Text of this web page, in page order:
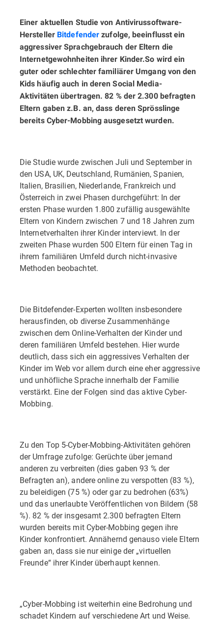
Einer aktuellen Studie von Antivirussoftware-
Hersteller Bitdefender zufolge, beeinflusst ein
aggressiver Sprachgebrauch der Eltern die
Internetgewohnheiten ihrer Kinder.So wird ein
guter oder schlechter familiärer Umgang von den
Kids häufig auch in deren Social Media-
Aktivitäten übertragen. 82 % der 2.300 befragten
Eltern gaben z.B. an, dass deren Sprösslinge
bereits Cyber-Mobbing ausgesetzt wurden.
Die Studie wurde zwischen Juli und September in
den USA, UK, Deutschland, Rumänien, Spanien,
Italien, Brasilien, Niederlande, Frankreich und
Österreich in zwei Phasen durchgeführt: In der
ersten Phase wurden 1.800 zufällig ausgewählte
Eltern von Kindern zwischen 7 und 18 Jahren zum
Internetverhalten ihrer Kinder interviewt. In der
zweiten Phase wurden 500 Eltern für einen Tag in
ihrem familiären Umfeld durch nicht-invasive
Methoden beobachtet.
Die Bitdefender-Experten wollten insbesondere
herausfinden, ob diverse Zusammenhänge
zwischen dem Online-Verhalten der Kinder und
deren familiären Umfeld bestehen. Hier wurde
deutlich, dass sich ein aggressives Verhalten der
Kinder im Web vor allem durch eine eher aggressive
und unhöfliche Sprache innerhalb der Familie
verstärkt. Eine der Folgen sind das aktive Cyber-
Mobbing.
Zu den Top 5-Cyber-Mobbing-Aktivitäten gehören
der Umfrage zufolge: Gerüchte über jemand
anderen zu verbreiten (dies gaben 93 % der
Befragten an), andere online zu verspotten (83 %),
zu beleidigen (75 %) oder gar zu bedrohen (63%)
und das unerlaubte Veröffentlichen von Bildern (58
%). 82 % der insgesamt 2.300 befragten Eltern
wurden bereits mit Cyber-Mobbing gegen ihre
Kinder konfrontiert. Annähernd genauso viele Eltern
gaben an, dass sie nur einige der „virtuellen
Freunde“ ihrer Kinder überhaupt kennen.
„Cyber​​-Mobbing ist weiterhin eine Bedrohung und
schadet Kindern auf verschiedene Art und Weise.